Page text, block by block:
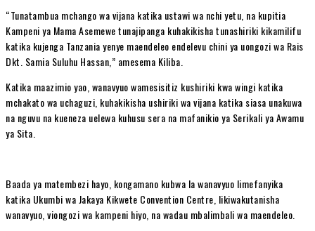
“Tunatambua mchango wa vijana katika ustawi wa nchi yetu, na kupitia
Kampeni ya Mama Asemewe tunajipanga kuhakikisha tunashiriki kikamilifu
katika kujenga Tanzania yenye maendeleo endelevu chini ya uongozi wa Rais
Dkt. Samia Suluhu Hassan,” amesema Kiliba.
Katika maazimio yao, wanavyuo wamesisitiz kushiriki kwa wingi katika
mchakato wa uchaguzi, kuhakikisha ushiriki wa vijana katika siasa unakuwa
na nguvu na kueneza uelewa kuhusu sera na mafanikio ya Serikali ya Awamu
ya Sita.
Baada ya matembezi hayo, kongamano kubwa la wanavyuo limefanyika
katika Ukumbi wa Jakaya Kikwete Convention Centre, likiwakutanisha
wanavyuo, viongozi wa kampeni hiyo, na wadau mbalimbali wa maendeleo.